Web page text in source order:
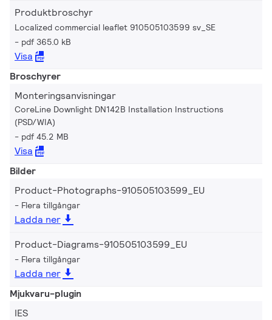
Produktbroschyr
Localized commercial leaflet 910505103599 sv_SE
pdf 365.0 kB
Visa
Broschyrer
Monteringsanvisningar
CoreLine Downlight DN142B Installation Instructions
(PSD/WIA)
pdf 45.2 MB
Visa
Bilder
Product-Photographs-910505103599_EU
Flera tillgångar
Ladda ner
Product-Diagrams-910505103599_EU
Flera tillgångar
Ladda ner
Mjukvaru-plugin
IES